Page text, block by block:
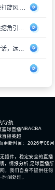
克努佩尔直播畅谈黄蜂大换血：新赛季将刮起快打旋风 射手群蓄势待发
广厦夺冠仅一年就面临解体？胡金秋遭多队重金挖角引猜测
史蒂文斯回忆布朗交易细节：那些深夜的坦诚对话，远比想象中复杂
导航
篮球直播NBACBA
直播英超
更新时间：2026年08月
插件，稳定安全的直播
，情报分析,足球直播所
，我们自身不提供任何
间处理。